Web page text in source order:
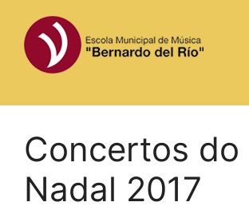
contenido
Concertos do
Nadal 2017